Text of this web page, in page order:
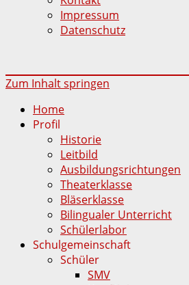
Impressum
Datenschutz
Zum Inhalt springen
Home
Profil
Historie
Leitbild
Ausbildungsrichtungen
Theaterklasse
Bläserklasse
Bilingualer Unterricht
Schülerlabor
Schulgemeinschaft
Schüler
SMV